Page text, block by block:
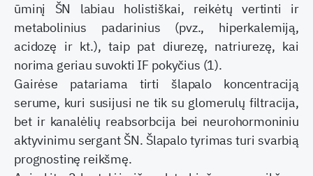
ūminį ŠN labiau holistiškai, reikėtų vertinti ir
metabolinius padarinius (pvz., hiperkalemiją,
acidozę ir kt.), taip pat diurezę, natriurezę, kai
norima geriau suvokti IF pokyčius (1).
Gairėse patariama tirti šlapalo koncentraciją
serume, kuri susijusi ne tik su glomerulų filtracija,
bet ir kanalėlių reabsorbcija bei neurohormoniniu
aktyvinimu sergant ŠN. Šlapalo tyrimas turi svarbią
prognostinę reikšmę.